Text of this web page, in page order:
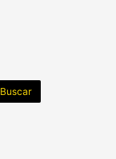
Buscar